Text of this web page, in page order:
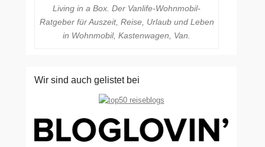
Living in a Box. Der Vanlife-Wohnmobil-
Ratgeber für Auszeit, Reise, Urlaub und Leben
in Wohnmobil, Kastenwagen, Van.
Wir sind auch gelistet bei